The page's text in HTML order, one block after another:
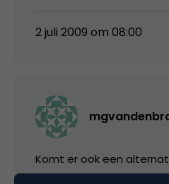
2 juli 2009 om 08:00
Komt er ook een
fan van Maxime